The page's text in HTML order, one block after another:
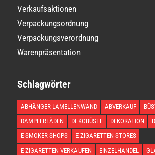
Verkaufsaktionen
Verpackungsordnung
Verpackungsverordnung
Warenpräsentation
Schlagwörter
ABHÄNGER LAMELLENWAND ABVERKAUF
DAMPFERLÄDEN
DEKOBÜSTE DEKORATION
E-SMOKER-SHOPS
E-ZIGARETTEN-STORES
E-ZIGARETTEN VERKAUFEN
EINZELHANDEL